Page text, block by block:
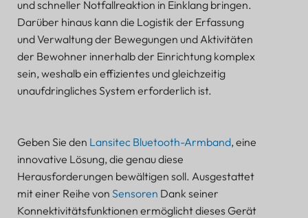
Sicherheit und körperlichem Wohlbefinden
Emergency Response: Soforthilfe auf Knopfdruck
Verschleißerkennung: Sicherstellung der
Datengenauigkeit und -zuverlässigkeit
Folgenabschätzung: Bewertung der Rolle des
Lansitec Bluetooth-Armbands in der Altenpflege
Feedback aus dem Herzen der Community
Herausforderungen und Lösungen: Mit Bluetooth-
Armbändern von Lansitec den Weg zu einer
verbesserten Altenpflege beschreiten
Bewältigung von Implementierungshürden
und schneller Notfallreaktion in Einklang bringen.
Darüber hinaus kann die Logistik der Erfassung
und Verwaltung der Bewegungen und Aktivitäten
der Bewohner innerhalb der Einrichtung komplex
sein, weshalb ein effizientes und gleichzeitig
unaufdringliches System erforderlich ist.
Geben Sie den Lansitec Bluetooth-Armband, eine
innovative Lösung, die genau diese
Herausforderungen bewältigen soll. Ausgestattet
mit einer Reihe von Sensoren Dank seiner
Konnektivitätsfunktionen ermöglicht dieses Gerät